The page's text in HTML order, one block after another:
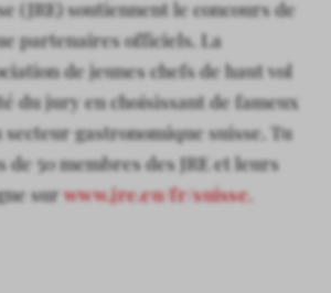
(JRE) soutiennent le concours de
partenaires officiels. La
de jeunes chefs de haut vol
du jury en choisissant de fameux
gastronomique suisse. Tu
50 membres des JRE et leurs
surwww.jre.eu/fr/suisse.